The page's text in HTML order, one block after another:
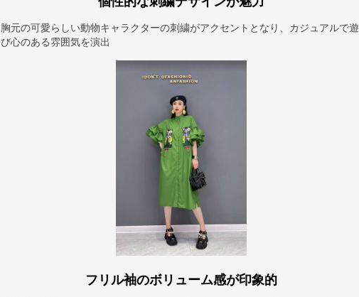
胸元の可愛らしい動物キャラクターの刺繍がアクセントとなり、カジュアルで遊
び心のある雰囲気を演出
フリル袖のボリューム感が印象的